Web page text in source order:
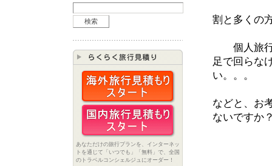
割と多くの
個人旅行
足で回らな
い。。。
などと、お
ないですか
あなただけの旅行プランを、インターネッ
トを通じて「いつでも」「無料」で、全国
のトラベルコンシェルジュにオーダー！